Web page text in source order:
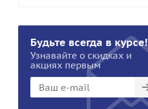
Будьте всегда в курсе!
Узнавайте о скидках и
акциях первым